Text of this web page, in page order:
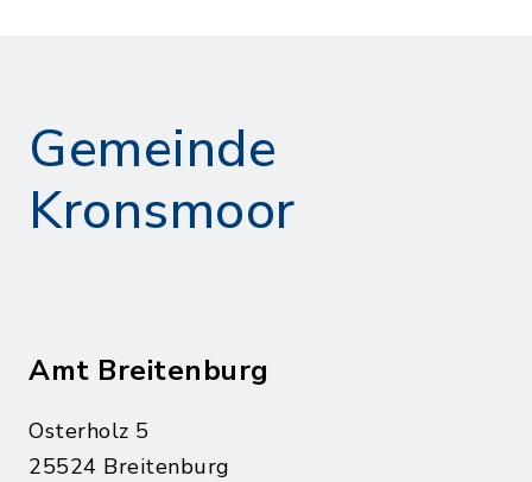
Gemeinde
Kronsmoor
Amt Breitenburg
Osterholz 5
25524 Breitenburg